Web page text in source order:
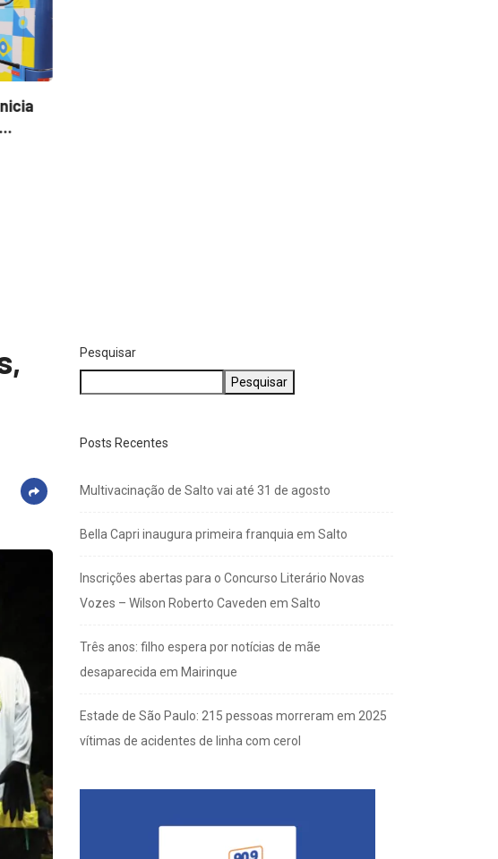
Pesquisar
Pesquisar
Posts Recentes
Multivacinação de Salto vai até 31 de agosto
Bella Capri inaugura primeira franquia em Salto
Inscrições abertas para o Concurso Literário Novas
Vozes – Wilson Roberto Caveden em Salto
Três anos: filho espera por notícias de mãe
desaparecida em Mairinque
Estade de São Paulo: 215 pessoas morreram em 2025
vítimas de acidentes de linha com cerol